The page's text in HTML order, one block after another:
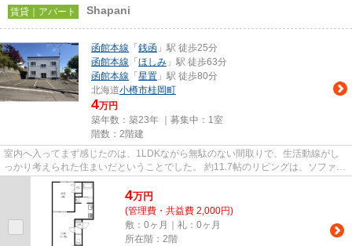
賃貸｜アパート Shapani
函館本線 「 銭函 」駅 徒歩25分
函館本線 「 ほしみ 」駅 徒歩63分
函館本線 「 星置 」駅 徒歩80分
北海道小樽市桂岡町
4万円
築年数：築23年 ｜募集中： 1室
階数：2階建
室内へ入ってまず感じたのは、1LDKながら無駄のない間取りで、生活動線がし
っかり考えられた住まいだということでした。 約11.7帖のリビングは、ソファや
ローテーブル、テレビを配置...
4万円
(管理費・共益費 2,000円)
敷：0ヶ月｜礼：0ヶ月
所在階：2階